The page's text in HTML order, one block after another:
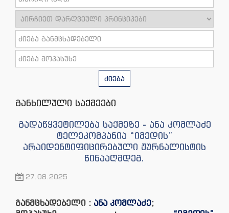
ძიება
განხილული საქმეები
გადაწყვეტილება საქმეზე - ანა კომლაძე
ტელეკომპანია “იმედის”
არაიდენტიფიცირებული ჟურნალისტის
წინააღმდეგ.
27.08.2025
განმცხადებელი : ანა კომლაძე;